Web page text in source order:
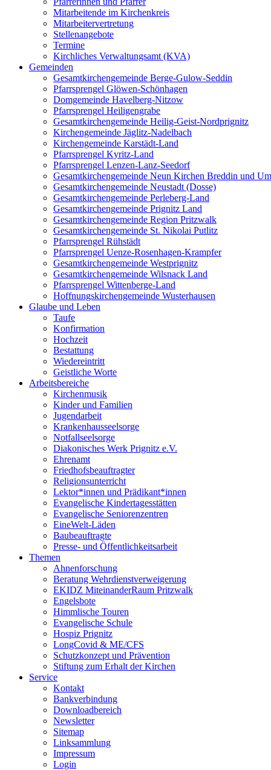
Mitarbeitende im Kirchenkreis
Mitarbeitervertretung
Stellenangebote
Termine
Kirchliches Verwaltungsamt (KVA)
Gemeinden
Gesamtkirchengemeinde Berge-Gulow-Seddin
Pfarrsprengel Glöwen-Schönhagen
Domgemeinde Havelberg-Nitzow
Pfarrsprengel Heiligengrabe
Gesamtkirchengemeinde Heilig-Geist-Nordprignitz
Kirchengemeinde Jäglitz-Nadelbach
Kirchengemeinde Karstädt-Land
Pfarrsprengel Kyritz-Land
Pfarrsprengel Lenzen-Lanz-Seedorf
Gesamtkirchengemeinde Neun Kirchen Breddin und
Gesamtkirchengemeinde Neustadt (Dosse)
Gesamtkirchengemeinde Perleberg-Land
Gesamtkirchengemeinde Prignitz Land
Gesamtkirchengemeinde Region Pritzwalk
Gesamtkirchengemeinde St. Nikolai Putlitz
Pfarrsprengel Rühstädt
Pfarrsprengel Uenze-Rosenhagen-Krampfer
Gesamtkirchengemeinde Westprignitz
Gesamtkirchengemeinde Wilsnack Land
Pfarrsprengel Wittenberge-Land
Hoffnungskirchengemeinde Wusterhausen
Glaube und Leben
Taufe
Konfirmation
Hochzeit
Bestattung
Wiedereintritt
Geistliche Worte
Arbeitsbereiche
Kirchenmusik
Kinder und Familien
Jugendarbeit
Krankenhausseelsorge
Notfallseelsorge
Diakonisches Werk Prignitz e.V.
Ehrenamt
Friedhofsbeauftragter
Religionsunterricht
Lektor*innen und Prädikant*innen
Evangelische Kindertagesstätten
Evangelische Seniorenzentren
EineWelt-Läden
Baubeauftragte
Presse- und Öffentlichkeitsarbeit
Themen
Ahnenforschung
Beratung Wehrdienstverweigerung
EKIDZ MiteinanderRaum Pritzwalk
Engelsbote
Himmlische Touren
Evangelische Schule
Hospiz Prignitz
LongCovid & ME/CFS
Schutzkonzept und Prävention
Stiftung zum Erhalt der Kirchen
Service
Kontakt
Bankverbindung
Downloadbereich
Newsletter
Sitemap
Linksammlung
Impressum
Login